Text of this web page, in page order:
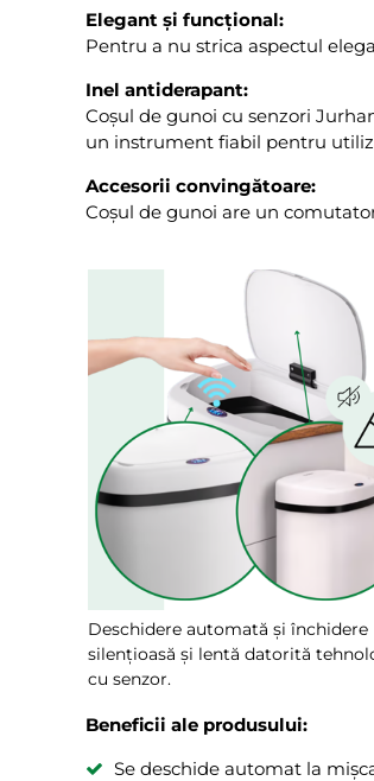
Elegant și funcțional:
Pentru a nu strica aspectul
Inel antiderapant:
Coșul de gunoi cu senzori
un instrument fiabil pentru
Accesorii convingătoare:
Coșul de gunoi are un
Deschidere automată și închidere
silențioasă și lentă datorită
cu senzor.
Beneficii ale produsului:
Se deschide automat la